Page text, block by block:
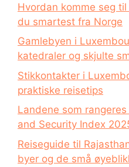
Hvordan komme seg
du smartest fra Norge
Gamlebyen i
katedraler og skjulte
Stikkontakter i
praktiske reisetips
Landene som
and Security Index
Reiseguide til
byer og de små